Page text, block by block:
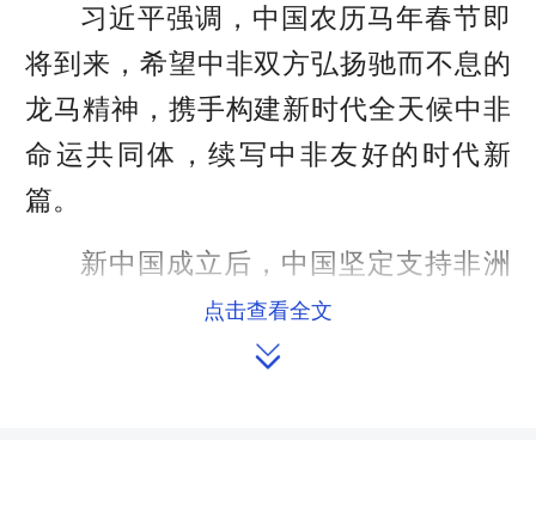
习近平强调，中国农历马年春节即
将到来，希望中非双方弘扬驰而不息的
龙马精神，携手构建新时代全天候中非
命运共同体，续写中非友好的时代新
篇。
新中国成立后，中国坚定支持非洲
反帝反殖和民族解放。近日，津巴布韦
解放斗争老战士联名致信习近平主席，
点击查看全文
